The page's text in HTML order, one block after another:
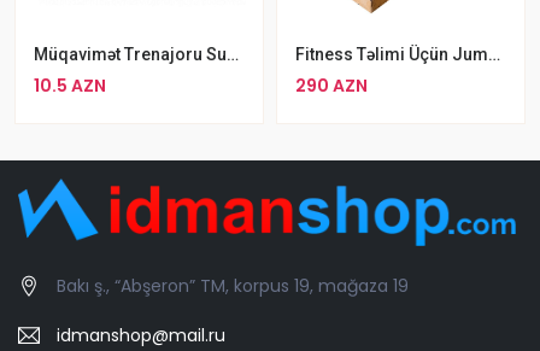
Müqavimət Trenajoru Sunlin
10.5 AZN
Fitness Təlimi Üçün Jump Box İdman Aləti Wodeco Outdoor
290 AZN
Bakı ş., “Abşeron” TM, korpus 19, mağaza 19
idmanshop@mail.ru